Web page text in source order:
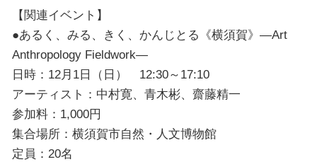
【関連イベント】
●あるく、みる、きく、かんじとる《横須賀》―Art
Anthropology Fieldwork―
日時：12月1日（日） 12:30～17:10
アーティスト：中村寛、青木彬、齋藤精一
参加料：1,000円
集合場所：横須賀市自然・人文博物館
定員：20名